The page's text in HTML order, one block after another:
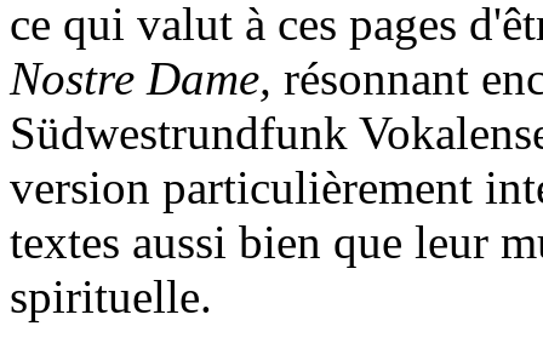
ce qui valut à ces pages
Nostre Dame, résonnant
Südwestrundfunk
version particulièrement
textes aussi bien que leur
spirituelle.